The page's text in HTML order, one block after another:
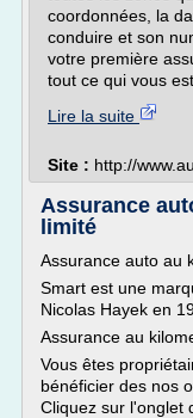
coordonnées, la
conduire et son
votre première
tout ce qui vous
Lire la suite
Site : http://
Assurance
limité
Assurance auto au
Smart est une
Nicolas Hayek en
Assurance au
Vous êtes
bénéficier des nos
Cliquez sur l'onglet